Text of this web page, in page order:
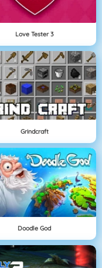
Love Tester 3
Grindcraft
Doodle God